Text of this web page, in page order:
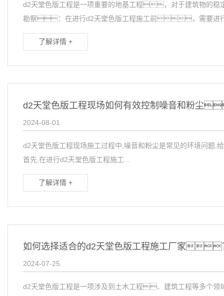
d2天堂色版工程是一项重要的地基工程，对于建筑物的
勘察：在进行d2天堂色版工程施工前，需要进
了解详情 +
d2天堂色版工程现场如何有效控制噪音和粉尘
2024-08-01
d2天堂色版工程现场施工过程中,噪音和粉尘是常见的环境问
首先,在进行d2天堂色版工程施工...
了解详情 +
如何选择适合的d2天堂色版工程施工厂家
2024-07-25
d2天堂色版工程是一项涉及到土木工程、建筑工程等多个